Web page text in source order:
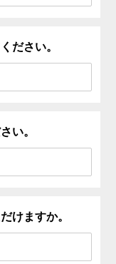
ださい。
い。
けますか。